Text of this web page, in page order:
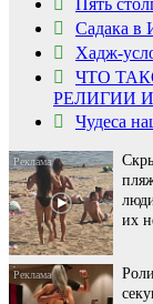
Пять
Садака в
Хадж-
ЧТО
РЕЛИГИИ
Чудеса
их